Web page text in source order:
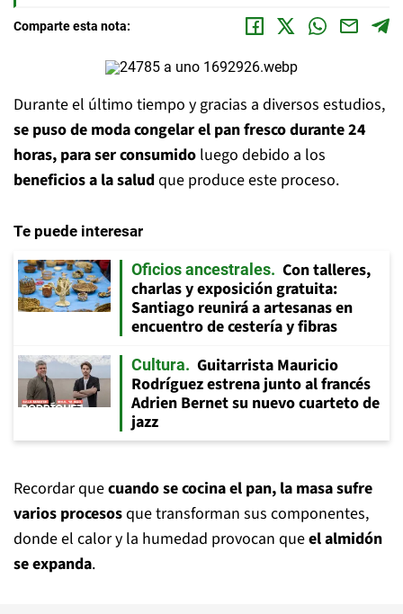
Comparte esta nota:
Durante el último tiempo y gracias a diversos estudios,
se puso de moda congelar el pan fresco durante 24
horas, para ser consumido luego debido a los
beneficios a la saludque produce este proceso.
Te puede interesar
Oficios ancestrales
Con talleres,
charlas y exposición gratuita:
Santiago reunirá a artesanas en
encuentro de cestería y fibras
Cultura
Guitarrista Mauricio
Rodríguez estrena junto al francés
Adrien Bernet su nuevo cuarteto de
jazz
Recordar quecuando se cocina el pan, la masa sufre
varios procesosque transforman sus componentes,
donde el calor y la humedad provocan queel almidón
se expanda.